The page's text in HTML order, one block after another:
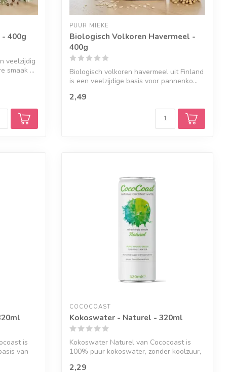
400g
veelzijdig
smaak ...
PUUR MIEKE
Biologisch Volkoren Havermeel -
400g
Biologisch volkoren havermeel uit Finland
is een veelzijdige basis voor pannenko...
2,49
is
van
COCOCOAST
Kokoswater - Naturel - 320ml
Kokoswater Naturel van Cococoast is
100% puur kokoswater, zonder koolzuur,
2,29